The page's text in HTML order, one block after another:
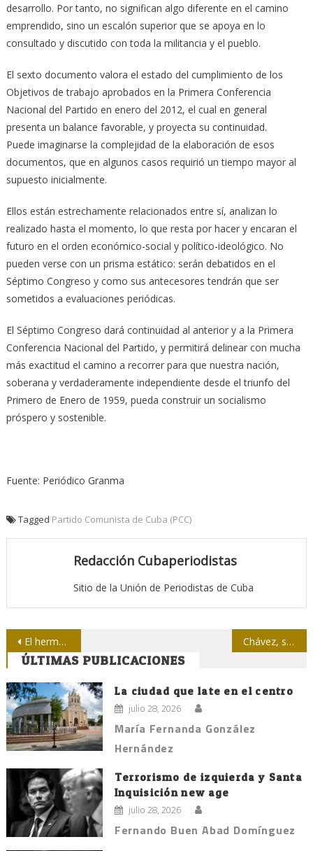
desarrollo. Por tanto, no significan algo diferente en el camino
emprendido, sino un escalón superior que se apoya en lo
consultado y discutido con toda la militancia y el pueblo.
El sexto documento valora el estado del cumplimiento de los
Objetivos de trabajo aprobados en la Primera Conferencia
Nacional del Partido en enero del 2012, el cual en general
presenta un balance favorable, y proyecta su continuidad.
Puede imaginarse la complejidad de la elaboración de esos
documentos, que en algunos casos requirió un tiempo mayor al
supuesto inicialmente.
Ellos están estrechamente relacionados entre sí, analizan lo
realizado hasta el momento, lo que resta por hacer y encaran el
futuro en el orden económico-social y político-ideológico. No
pueden verse con un prisma estático: serán debatidos en el
Séptimo Congreso y como sus antecesores tendrán que ser
sometidos a evaluaciones periódicas.
El Séptimo Congreso dará continuidad al anterior y a la Primera
Conferencia Nacional del Partido, y permitirá delinear con mucha
más exactitud el camino a recorrer para que nuestra nación,
soberana y verdaderamente independiente desde el triunfo del
Primero de Enero de 1959, pueda construir un socialismo
próspero y sostenible.
Fuente: Periódico Granma
Tagged Partido Comunista de Cuba (PCC)
Redacción Cubaperiodistas
Sitio de la Unión de Periodistas de Cuba
Navegación
de
entradas
El hermano Obama Chávez, su filosofía de la Comunicación y Telesur
ÚLTIMAS PUBLICACIONES
La ciudad que late en el centro
julio 28, 2026
María Fernanda González
Hernández
Terrorismo de izquierda y Santa
Inquisición new age
julio 28, 2026
Fernando Buen Abad Domínguez